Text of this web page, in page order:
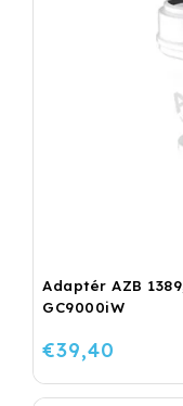
Adaptér AZB
GC9000iW
€39,40